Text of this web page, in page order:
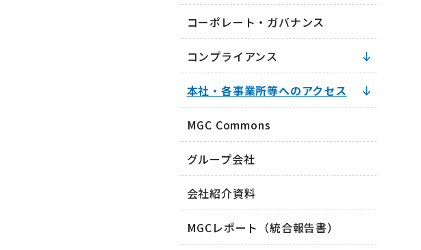
コーポレート・ガバナンス
コンプライアンス
本社・各事業所等へのアクセス
MGC Commons
グループ会社
会社紹介資料
MGCレポート（統合報告書）